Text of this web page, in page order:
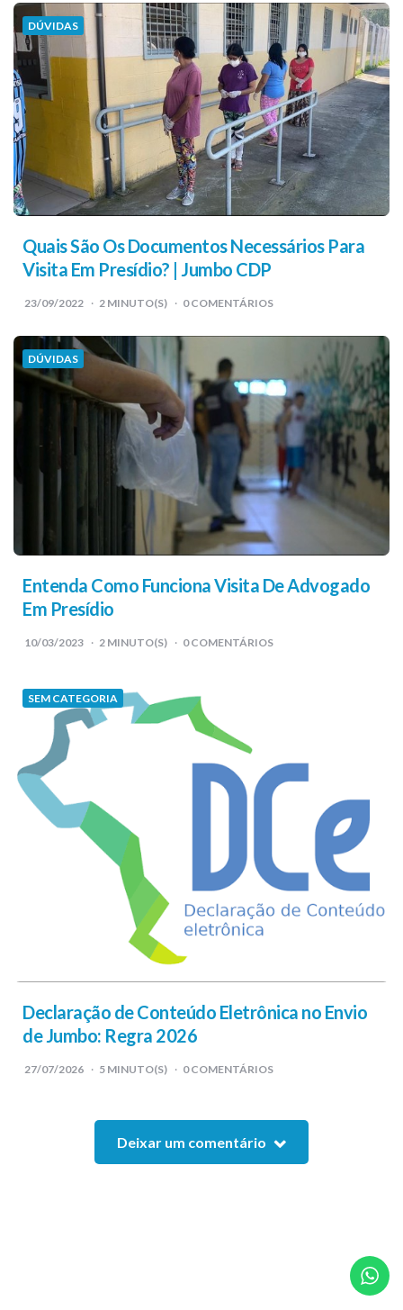
DÚVIDAS
Quais São Os Documentos Necessários Para
Visita Em Presídio? | Jumbo CDP
23/09/2022 2 MINUTO(S) 0 COMENTÁRIOS
DÚVIDAS
Entenda Como Funciona Visita De Advogado
Em Presídio
10/03/2023 2 MINUTO(S) 0 COMENTÁRIOS
SEM CATEGORIA
Declaração de Conteúdo Eletrônica no Envio
de Jumbo: Regra 2026
27/07/2026 5 MINUTO(S) 0 COMENTÁRIOS
Deixar um comentário